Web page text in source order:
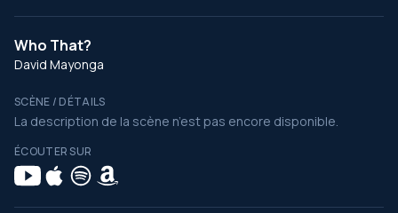
Who That?
David Mayonga
SCÈNE / DÉTAILS
La description de la scène n’est pas encore disponible.
ÉCOUTER SUR